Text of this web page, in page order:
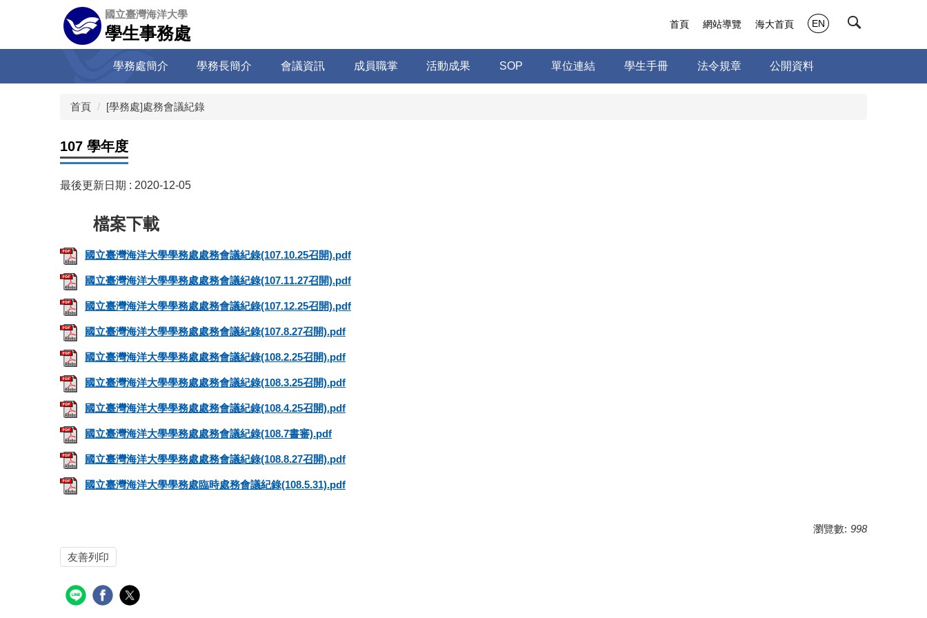
容
國立臺灣海洋大學
學生事務處
學務處簡介 學務長簡介 會議資訊 成員職掌 活動成果 SOP 單位連結 學生手冊 法令規章 公開資料
首頁 網站導覽 海大首頁 EN
首頁 [學務處]處務會議紀錄
107 學年度
最後更新日期 : 2020-12-05
國立臺灣海洋大學學務處處務會議紀錄(107.10.25召開).pdf
國立臺灣海洋大學學務處處務會議紀錄(107.11.27召開).pdf
國立臺灣海洋大學學務處處務會議紀錄(107.12.25召開).pdf
國立臺灣海洋大學學務處處務會議紀錄(107.8.27召開).pdf
國立臺灣海洋大學學務處處務會議紀錄(108.2.25召開).pdf
國立臺灣海洋大學學務處處務會議紀錄(108.3.25召開).pdf
國立臺灣海洋大學學務處處務會議紀錄(108.4.25召開).pdf
國立臺灣海洋大學學務處處務會議紀錄(108.7書審).pdf
國立臺灣海洋大學學務處處務會議紀錄(108.8.27召開).pdf
國立臺灣海洋大學學務處臨時處務會議紀錄(108.5.31).pdf
瀏覽數: 998
友善列印